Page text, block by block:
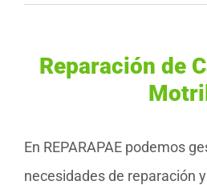
Reparación de
Motril
En REPARAPAE podemos
necesidades de reparación